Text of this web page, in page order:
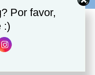
Por favor,
:)